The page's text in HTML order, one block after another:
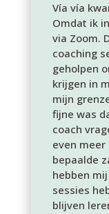
Vía vía
Omdat ik
via Zoom.
coaching
geholpen
krijgen in
mijn
fijne was
coach
even meer
bepaalde
hebben
sessies
blijven